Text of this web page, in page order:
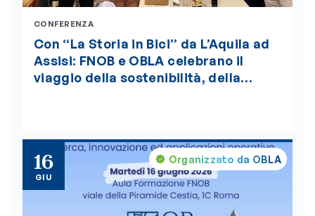
CONFERENZA
Con “La Storia in Bici” da L’Aquila ad
Assisi: FNOB e OBLA celebrano il
viaggio della sostenibilità, della
Organizzato da OBLA
16
GIU